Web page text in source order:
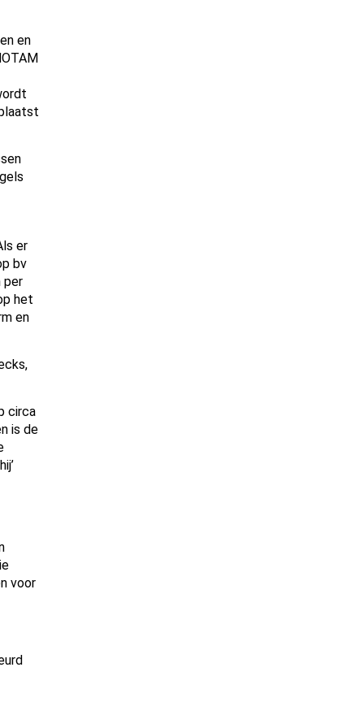
en
er
bv
per
het
en
circa
is de
voor